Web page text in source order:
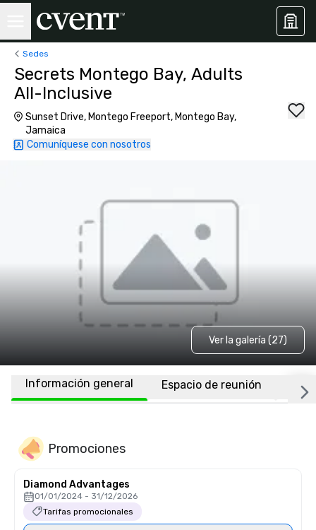
Sedes
Secrets Montego Bay, Adults
All-Inclusive
Sunset Drive, Montego Freeport, Montego Bay,
Jamaica
Comuníquese con nosotros
Ver la galería (27)
Información general Espacio de reunión
Promociones
Diamond Advantages
01/01/2024 - 31/12/2026
Tarifas promocionales